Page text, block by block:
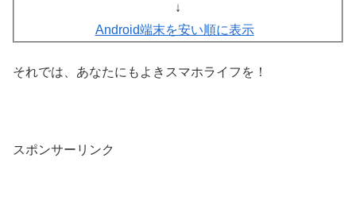
↓
Android端末を安い順に表示
それでは、あなたにもよきスマホライフを！
スポンサーリンク